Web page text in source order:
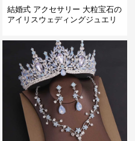
結婚式 アクセサリー 大粒宝石の
アイリスウェディングジュエリ